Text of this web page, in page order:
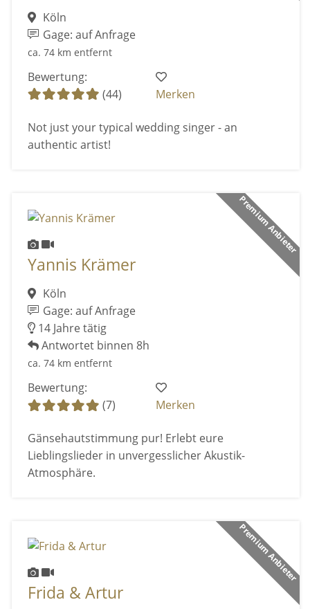
Köln
Gage: auf Anfrage
ca. 74 km entfernt
Bewertung:
(44)
Merken
Not just your typical wedding singer - an
authentic artist!
Premium Anbieter
Yannis Krämer
Köln
Gage: auf Anfrage
14 Jahre tätig
Antwortet binnen 8h
ca. 74 km entfernt
Bewertung:
(7)
Merken
Gänsehautstimmung pur! Erlebt eure
Lieblingslieder in unvergesslicher Akustik-
Atmosphäre.
Premium Anbieter
Frida & Artur